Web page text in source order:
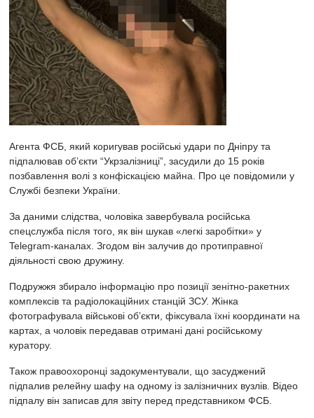
Агента ФСБ, який коригував російські удари по Дніпру та
підпалював об’єкти “Укрзалізниці”, засудили до 15 років
позбавлення волі з конфіскацією майна. Про це повідомили у
Службі безпеки України.
За даними слідства, чоловіка завербувала російська
спецслужба після того, як він шукав «легкі заробітки» у
Telegram-каналах. Згодом він залучив до протиправної
діяльності свою дружину.
Подружжя збирало інформацію про позиції зенітно-ракетних
комплексів та радіолокаційних станцій ЗСУ. Жінка
фотографувала військові об’єкти, фіксувала їхні координати на
картах, а чоловік передавав отримані дані російському
куратору.
Також правоохоронці задокументували, що засуджений
підпалив релейну шафу на одному із залізничних вузлів. Відео
підпалу він записав для звіту перед представником ФСБ.